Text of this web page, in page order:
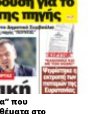
που
στο